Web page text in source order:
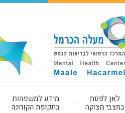
לאן לפנות
במצבי מצוקה
מידע למשפחות
בתקופת הקורונה